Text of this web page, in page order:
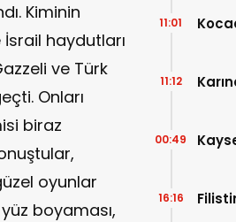
Kiminin
haydutları
ve Türk
Onları
biraz
oyunlar
boyaması,
11:01
11:12
00:49
16:16